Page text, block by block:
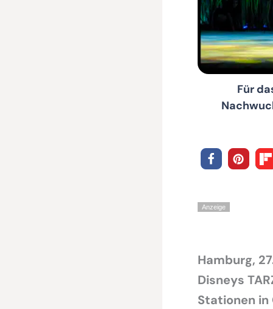
Für
Anzeige
Hamburg,
Disneys
Stationen